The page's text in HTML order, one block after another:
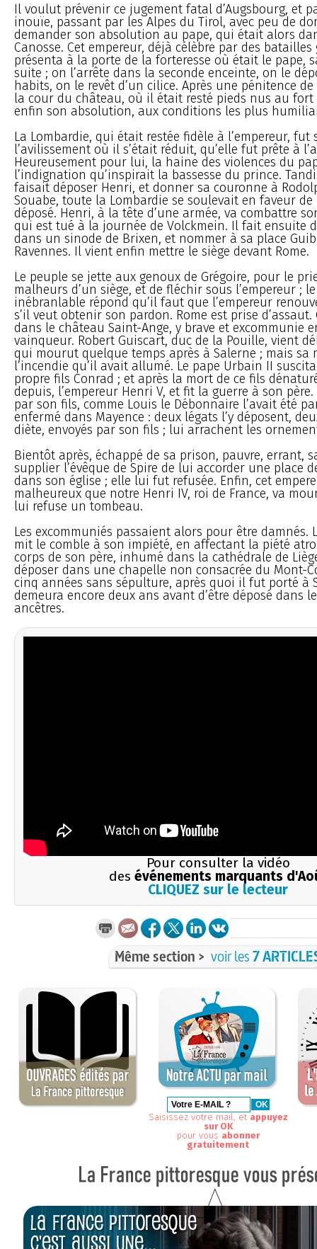
Il voulut prévenir ce jugement fatal d’Augsbourg, et
inouïe, passant par les Alpes du Tirol, avec peu de
demander son absolution au pape, qui était alors
Canosse. Cet empereur, déjà célèbre par des batailles
présenta à la porte de la forteresse où était le pape,
suite ; on l’arrête dans la seconde enceinte, on le
habits, on le revêt d’un cilice. Après une pénitence
la cour du château, où il était resté pieds nus au fort
enfin son absolution, aux conditions les plus
La Lombardie, qui était restée fidèle à l’empereur, fut
l’avilissement où il s’était réduit, qu’elle fut prête à
Heureusement pour lui, la haine des violences du
l’indignation qu’inspirait la bassesse du prince.
faisait déposer Henri, et donner sa couronne à
Souabe, toute la Lombardie se soulevait en faveur de
déposé. Henri, à la tête d’une armée, va combattre
qui est tué à la journée de Volckmein. Il fait ensuite
dans un sinode de Brixen, et nommer à sa place
Ravennes. Il vient enfin mettre le siège devant Rome.
Le peuple se jette aux genoux de Grégoire, pour le
malheurs d’un siège, et de fléchir sous l’empereur ;
inébranlable répond qu’il faut que l’empereur
s’il veut obtenir son pardon. Rome est prise d’assaut.
dans le château Saint-Ange, y brave et excommunie
vainqueur. Robert Guiscart, duc de la Pouille, vient
qui mourut quelque temps après à Salerne ; mais sa
l’incendie qu’il avait allumé. Le pape Urbain II
propre fils Conrad ; et après la mort de ce fils
depuis, l’empereur Henri V, et fit la guerre à son
par son fils, comme Louis le Débonnaire l’avait été
enfermé dans Mayence : deux légats l’y déposent,
diète, envoyés par son fils ; lui arrachent les
Bientôt après, échappé de sa prison, pauvre, errant,
supplier l’évêque de Spire de lui accorder une place
dans son église ; elle lui fut refusée. Enfin, cet
malheureux que notre Henri IV, roi de France, va
lui refuse un tombeau.
Les excommuniés passaient alors pour être damnés.
mit le comble à son impiété, en affectant la piété
corps de son père, inhumé dans la cathédrale de
déposer dans une chapelle non consacrée du Mont-
cinq années sans sépulture, après quoi il fut porté à
demeura encore deux ans avant d’être déposé dans
ancêtres.
Pour consulter la vidéo
des événements marquants
CLIQUEZ sur le lecteur
Même section > voir les7
Saisissez votre mail, et appuyez
sur OK
pour vous abonner
gratuitement